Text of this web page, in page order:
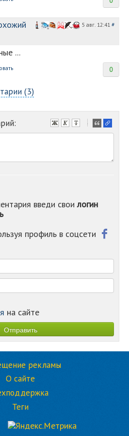
5 авг. 12:41 #
...
0
(3)
-
-
-
-
-
введи своилогин
профиль в соцсети
на сайте
рекламы
О сайте
Теги